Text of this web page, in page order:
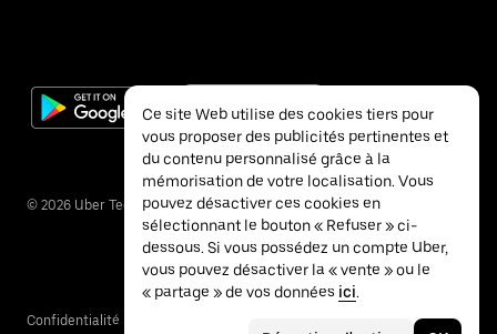
© 2026 Uber Technologies Inc.
Confidentialité
Ce site Web utilise des cookies tiers pour
vous proposer des publicités pertinentes et
du contenu personnalisé grâce à la
mémorisation de votre localisation. Vous
pouvez désactiver ces cookies en
sélectionnant le bouton « Refuser » ci-
dessous. Si vous possédez un compte Uber,
vous pouvez désactiver la « vente » ou le
« partage » de vos données ici.